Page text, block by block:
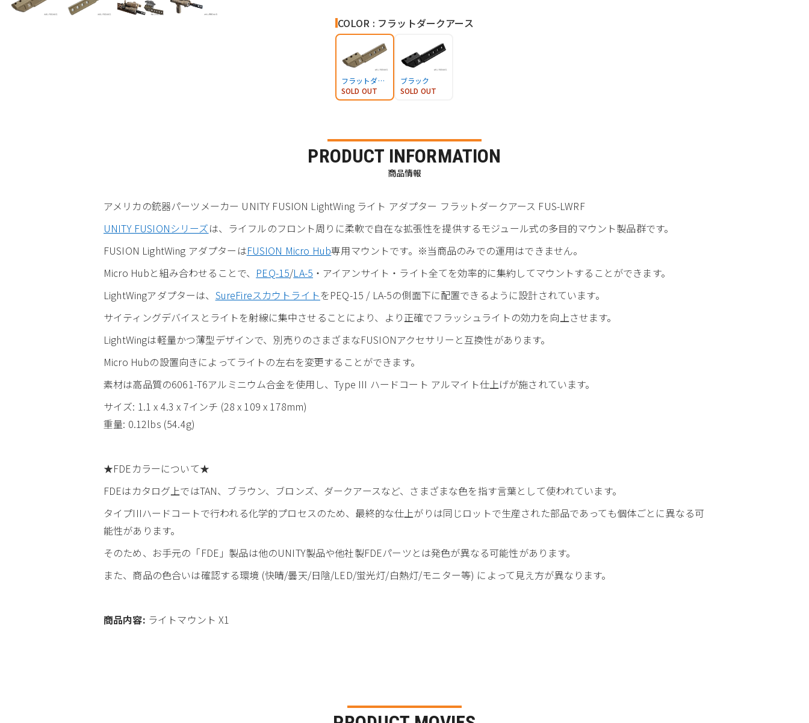
COLOR : フラットダークアース
フラットダークアース
SOLD OUT
ブラック
SOLD OUT
PRODUCT INFORMATION
商品情報
アメリカの銃器パーツメーカー UNITY FUSION LightWing ライト アダプター フラットダークアース FUS-LWRF
UNITY FUSIONシリーズは、ライフルのフロント周りに柔軟で自在な拡張性を提供するモジュール式の多目的マウント製品群です。
FUSION LightWing アダプターはFUSION Micro Hub専用マウントです。※当商品のみでの運用はできません。
Micro Hubと組み合わせることで、 PEQ-15/LA-5 ・アイアンサイト・ライト全てを効率的に集約してマウントすることができます。
LightWingアダプターは、 SureFireスカウトライトをPEQ-15 / LA-5の側面下に配置できるように設計されています。
サイティングデバイスとライトを射線に集中させることにより、より正確でフラッシュライトの効力を向上させます。
LightWingは軽量かつ薄型デザインで、別売りのさまざまなFUSIONアクセサリーと互換性があります。
Micro Hubの設置向きによってライトの左右を変更することができます。
素材は高品質の6061-T6アルミニウム合金を使用し、Type III ハードコート アルマイト仕上げが施されています。
サイズ: 1.1 x 4.3 x 7インチ (28 x 109 x 178mm)
重量: 0.12lbs (54.4g)
★FDEカラーについて★
FDEはカタログ上ではTAN、ブラウン、ブロンズ、ダークアースなど、さまざまな色を指す言葉として使われています。
タイプIIIハードコートで行われる化学的プロセスのため、最終的な仕上がりは同じロットで生産された部品であっても個体ごとに異なる可
能性があります。
そのため、お手元の「FDE」製品は他のUNITY製品や他社製FDEパーツとは発色が異なる可能性があります。
また、商品の色合いは確認する環境 (快晴/曇天/日陰/LED/蛍光灯/白熱灯/モニター等) によって見え方が異なります。
商品内容: ライトマウント X1